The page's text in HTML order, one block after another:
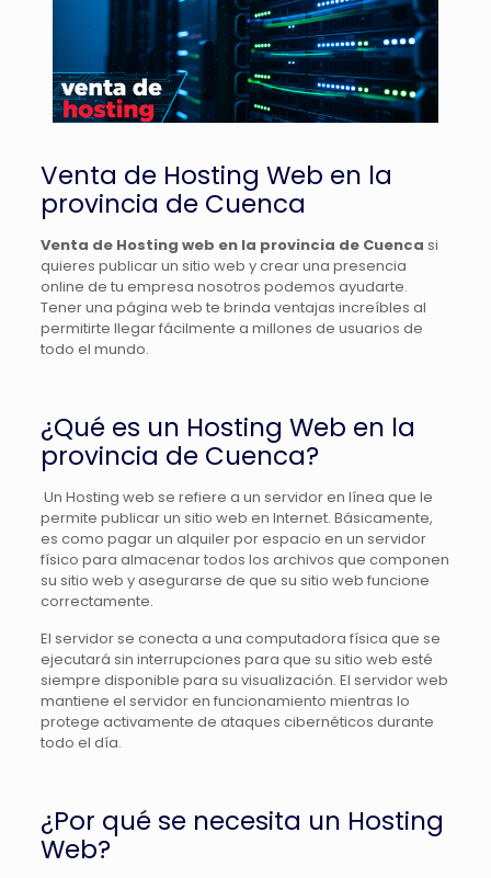
Venta de Hosting Web en la
provincia de Cuenca
Venta de Hosting web en la provincia de Cuenca si
quieres publicar un sitio web y crear una presencia
online de tu empresa nosotros podemos ayudarte.
Tener una página web te brinda ventajas increíbles al
permitirte llegar fácilmente a millones de usuarios de
todo el mundo.
¿Qué es un Hosting Web en la
provincia de Cuenca?
Un Hosting web se refiere a un servidor en línea que le
permite publicar un sitio web en Internet. Básicamente,
es como pagar un alquiler por espacio en un servidor
físico para almacenar todos los archivos que componen
su sitio web y asegurarse de que su sitio web funcione
correctamente.
El servidor se conecta a una computadora física que se
ejecutará sin interrupciones para que su sitio web esté
siempre disponible para su visualización. El servidor web
mantiene el servidor en funcionamiento mientras lo
protege activamente de ataques cibernéticos durante
todo el día.
¿Por qué se necesita un Hosting
Web?